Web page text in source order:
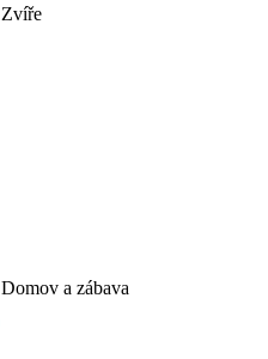
Zvíře
Domov a zábava